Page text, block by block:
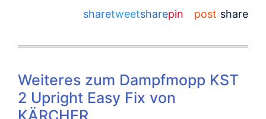
sharetweetsharepin post share
Weiteres zum Dampfmopp KST
2 Upright Easy Fix von